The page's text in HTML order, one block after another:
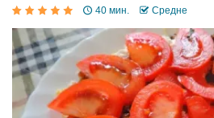
40 мин. Средне